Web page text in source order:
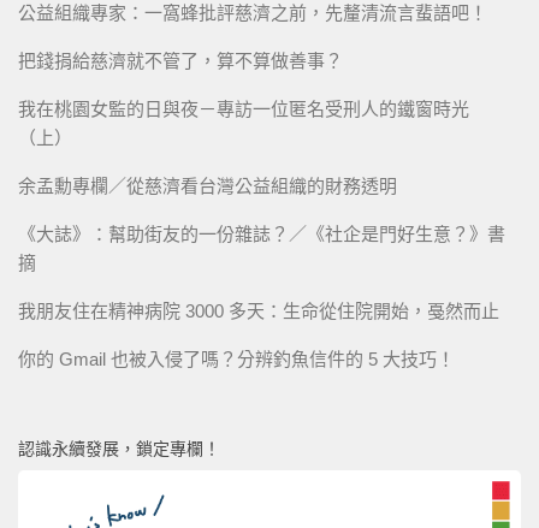
公益組織專家：一窩蜂批評慈濟之前，先釐清流言蜚語吧！
把錢捐給慈濟就不管了，算不算做善事？
我在桃園女監的日與夜－專訪一位匿名受刑人的鐵窗時光
（上）
余孟勳專欄／從慈濟看台灣公益組織的財務透明
《大誌》：幫助街友的一份雜誌？／《社企是門好生意？》書
摘
我朋友住在精神病院 3000 多天：生命從住院開始，戞然而止
你的 Gmail 也被入侵了嗎？分辨釣魚信件的 5 大技巧！
認識永續發展，鎖定專欄！